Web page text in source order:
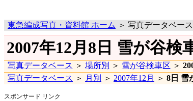
東急編成写真・資料館 ホーム ＞ 写真データベース
2007年12月8日 雪が谷検
写真データベース ＞ 場所別 ＞ 雪が谷検車区 ＞
写真データベース ＞ 月別 ＞ 2007年12月 ＞ 8日 雪
スポンサード リンク